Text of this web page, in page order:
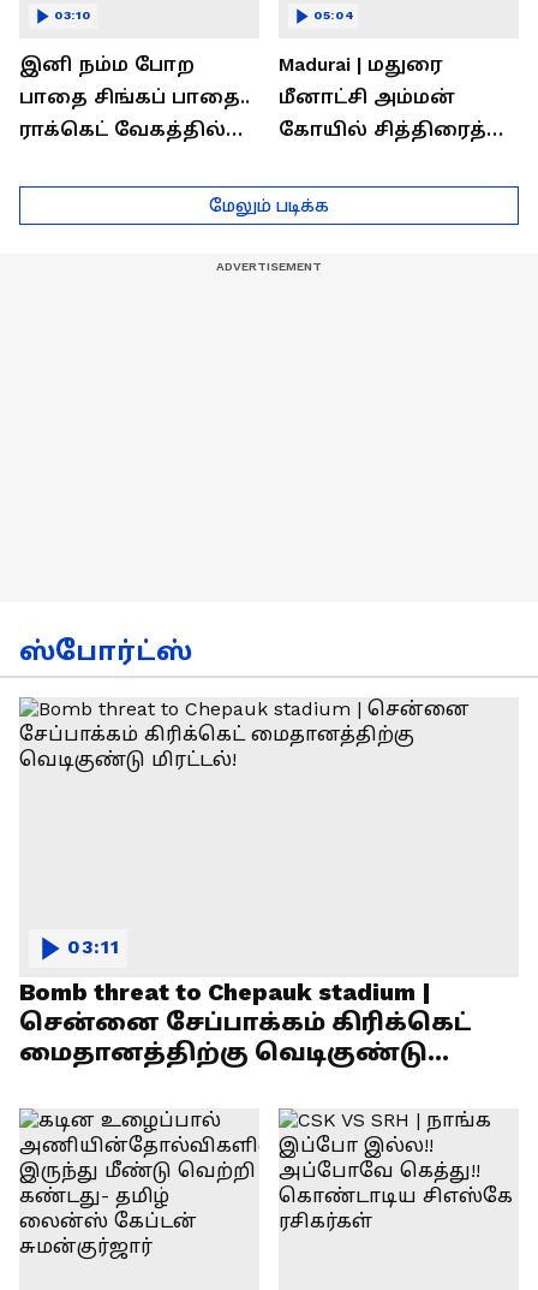
இனி நம்ம போற
பாதை சிங்கப் பாதை..
ராக்கெட் வேகத்தில்
திருச்சியில்
மு.க.ஸ்டாலின் உறுதி!
03:10
Madurai | மதுரை
மீனாட்சி அம்மன்
கோயில் சித்திரைத்
கோலாகலம்!
05:04
மேலும் படிக்க
ஸ்போர்ட்ஸ்
Bomb threat to Chepauk stadium |
சென்னை சேப்பாக்கம் கிரிக்கெட்
மைதானத்திற்கு வெடிகுண்டு
03:11